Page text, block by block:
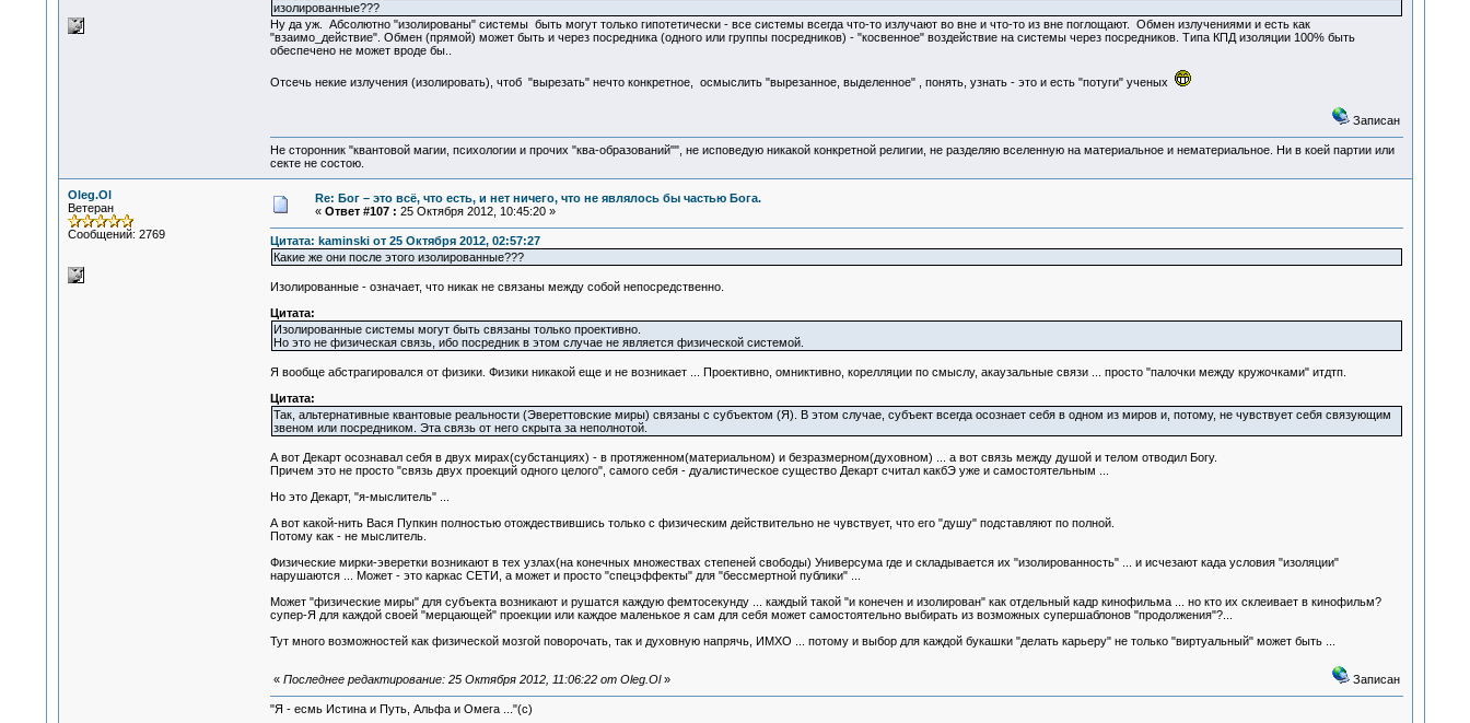
изолированные???
Ну да уж. Абсолютно "изолированы" системы быть могут только гипотетически - все системы всегда что-то излучают во вне и что-то из вне поглощают. Обмен излучениями и есть как
"взаимо_действие". Обмен (прямой) может быть и через посредника (одного или группы посредников) - "косвенное" воздействие на системы через посредников. Типа КПД изоляции 100% быть
обеспечено не может вроде бы..
Отсечь некие излучения (изолировать), чтоб "вырезать" нечто конкретное, осмыслить "вырезанное, выделенное" , понять, узнать - это и есть "потуги" ученых
Записан
Не сторонник "квантовой магии, психологии и прочих "ква-образований"", не исповедую никакой конкретной религии, не разделяю вселенную на материальное и нематериальное. Ни в коей партии или
секте не состою.
Oleg.Ol
Ветеран
Сообщений: 2769
Re: Бог – это всё, что есть, и нет ничего, что не являлось бы частью Бога.
« Ответ #107 : 25 Октября 2012, 10:45:20 »
Цитата: kaminski от 25 Октября 2012, 02:57:27
Какие же они после этого изолированные???
Изолированные - означает, что никак не связаны между собой непоcредственно.
Цитата:
Изолированные системы могут быть связаны только проективно.
Но это не физическая связь, ибо посредник в этом случае не является физической системой.
Я вообще абстрагировался от физики. Физики никакой еще и не возникает ... Проективно, омниктивно, корелляции по смыслу, акаузальные связи ... просто "палочки между кружочками" итдтп.
Цитата:
Так, альтернативные квантовые реальности (Эвереттовские миры) связаны с субъектом (Я). В этом случае, субъект всегда осознает себя в одном из миров и, потому, не чувствует себя связующим
звеном или посредником. Эта связь от него скрыта за неполнотой.
А вот Декарт осознавал себя в двух мирах(субстанциях) - в протяженном(материальном) и безразмерном(духовном) ... а вот связь между душой и телом отводил Богу.
Причем это не просто "связь двух проекций одного целого", самого себя - дуалистическое существо Декарт считал какбЭ уже и самостоятельным ...
Но это Декарт, "я-мыслитель" ...
А вот какой-нить Вася Пупкин полностью отождествившись только с физическим действительно не чувствует, что его "душу" подставляют по полной.
Потому как - не мыслитель.
Физические мирки-эверетки возникают в тех узлах(на конечных множествах степеней свободы) Универсума где и складывается их "изолированность" ... и исчезают када условия "изоляции"
нарушаются ... Может - это каркас СЕТИ, а может и просто "спецэффекты" для "бессмертной публики" ...
Может "физические миры" для субъекта возникают и рушатся каждую фемтосекунду ... каждый такой "и конечен и изолирован" как отдельный кадр кинофильма ... но кто их склеивает в кинофильм?
супер-Я для каждой своей "мерцающей" проекции или каждое маленькое я сам для себя может самостоятельно выбирать из возможных супершаблонов "продолжения"?...
Тут много возможностей как физической мозгой поворочать, так и духовную напрячь, ИМХО ... потому и выбор для каждой букашки "делать карьеру" не только "виртуальный" может быть ...
« Последнее редактирование: 25 Октября 2012, 11:06:22 от Oleg.Ol» Записан
"Я - есмь Истина и Путь, Альфа и Омега ..."(с)